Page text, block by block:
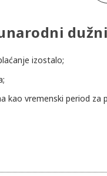
izostalo;
kao vremenski period za